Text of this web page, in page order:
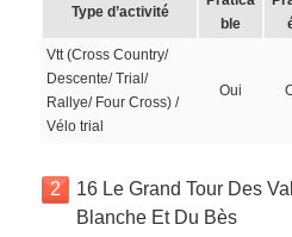
Type d’activité
ble
Vtt (Cross Country/
Descente/ Trial/
Rallye/ Four Cross) /
Vélo trial
Oui
2
16 Le Grand Tour Des
Blanche Et Du Bès